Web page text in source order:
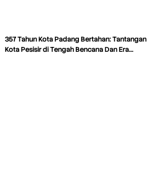
357 Tahun Kota Padang Bertahan: Tantangan
Kota Pesisir di Tengah Bencana Dan Era…